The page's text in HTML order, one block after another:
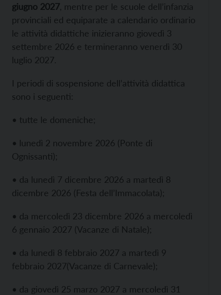
giugno 2027 , mentre per le scuole dell’infanzia
provinciali ed equiparate a calendario ordinario
le attività didattiche inizieranno giovedì 3
settembre 2026 e termineranno venerdì 30
luglio 2027.
I periodi di sospensione dell’attività didattica
sono i seguenti:
• tutte le domeniche;
• lunedì 2 novembre 2026 (Ponte di
Ognissanti);
• da lunedì 7 dicembre 2026 a martedì 8
dicembre 2026 (Festa dell’Immacolata);
• da mercoledì 23 dicembre 2026 a mercoledì
6 gennaio 2027 (Vacanze di Natale);
• da lunedì 8 febbraio 2027 a martedì 9
febbraio 2027(Vacanze di Carnevale);
• da giovedì 25 marzo 2027 a mercoledì 31